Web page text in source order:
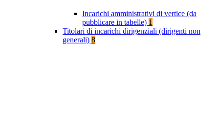
Incarichi amministrativi di vertice (da
pubblicare in tabelle) 1
Titolari di incarichi dirigenziali (dirigenti non
generali) 8